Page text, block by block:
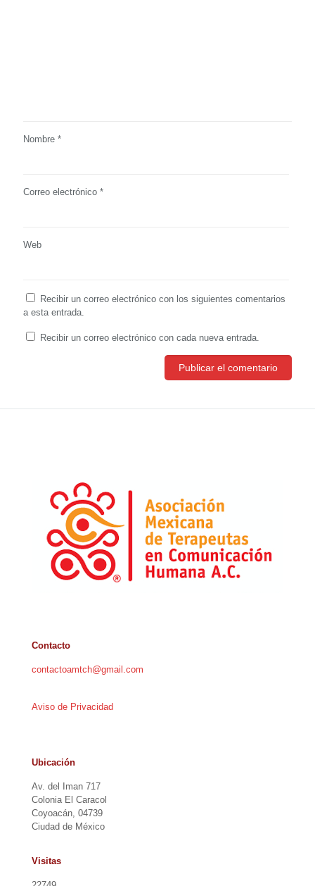
Nombre *
Correo electrónico *
Web
Recibir un correo electrónico con los siguientes comentarios
a esta entrada.
Recibir un correo electrónico con cada nueva entrada.
Contacto
contactoamtch@gmail.com
Aviso de Privacidad
Ubicación
Av. del Iman 717
Colonia El Caracol
Coyoacán, 04739
Ciudad de México
Visitas